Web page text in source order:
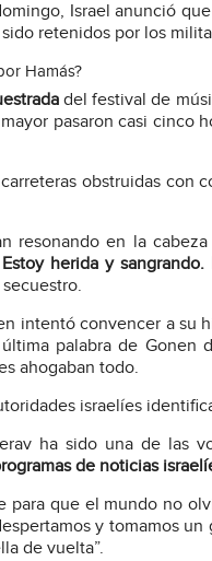
Israel anunció
retenidos por los
Hamás?
del festival de
pasaron casi
obstruidas con
resonando en la
Estoy herida y
intentó convencer a su
palabra de Gonen
ahogaban todo.
israelíes
ha sido una de las
de noticias
para que el mundo no
y tomamos
de vuelta”.